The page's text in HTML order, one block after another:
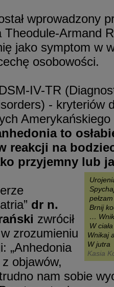
wprowadzony
Theodule-Armand
jako symptom w
osobowości.
IV-TR
- kryteriów
to
reakcji na
przyjemny lub
Brnij
…
W
Wnikaj
W jutra
Kasia
dr n.
zwrócił
zrozumieniu
„Anhedonia
objawów,
nam sobie